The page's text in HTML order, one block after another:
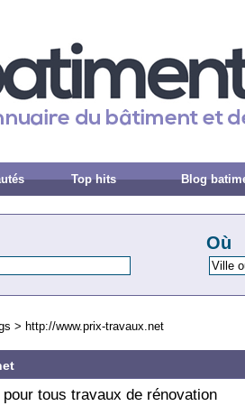
Top hits Blog
Où
> http://www.prix-travaux.net
tous travaux de rénovation